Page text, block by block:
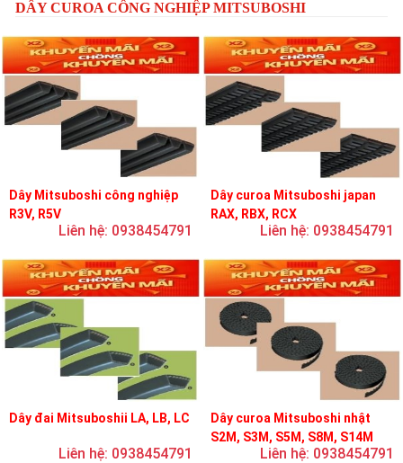
DÂY CUROA CÔNG NGHIỆP MITSUBOSHI
Dây Mitsuboshi công nghiệp
R3V, R5V
Liên hệ: 0938454791
Dây curoa Mitsuboshi japan
RAX, RBX, RCX
Liên hệ: 0938454791
Dây đai Mitsuboshii LA, LB, LC
Liên hệ: 0938454791
Dây curoa Mitsuboshi nhật
S2M, S3M, S5M, S8M, S14M
Liên hệ: 0938454791